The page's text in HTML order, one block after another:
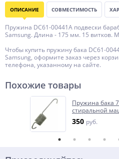
ОПИСАНИЕ СОВМЕСТИМОСТЬ
Пружина DC61-00441A подвески
Samsung. Длина - 175 мм. 15 витков.
Чтобы купить пружину бака DC61-
Samsung, оформите заказ через
телефона, указанному на сайте.
Похожие товары
Пружина бака
стиральной
350 руб.